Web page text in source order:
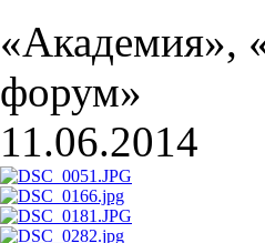
«Академия»,
форум»
11.06.2014